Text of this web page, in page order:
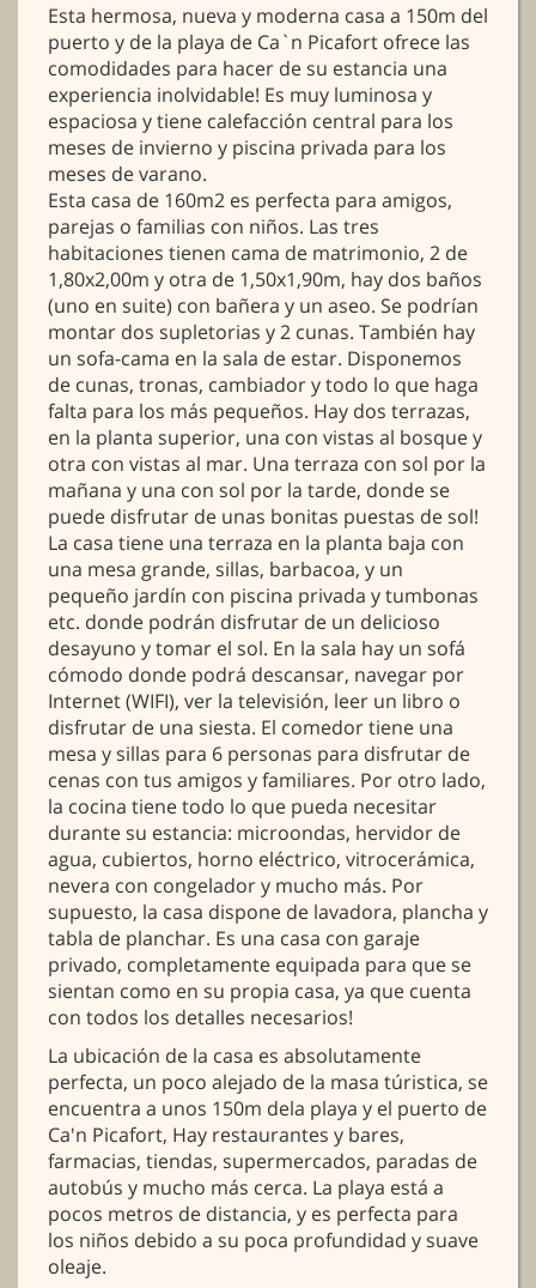
Esta hermosa, nueva y moderna casa a 150m del
puerto y de la playa de Ca`n Picafort ofrece las
comodidades para hacer de su estancia una
experiencia inolvidable! Es muy luminosa y
espaciosa y tiene calefacción central para los
meses de invierno y piscina privada para los
meses de varano.
Esta casa de 160m2 es perfecta para amigos,
parejas o familias con niños. Las tres
habitaciones tienen cama de matrimonio, 2 de
1,80x2,00m y otra de 1,50x1,90m, hay dos baños
(uno en suite) con bañera y un aseo. Se podrían
montar dos supletorias y 2 cunas. También hay
un sofa-cama en la sala de estar. Disponemos
de cunas, tronas, cambiador y todo lo que haga
falta para los más pequeños. Hay dos terrazas,
en la planta superior, una con vistas al bosque y
otra con vistas al mar. Una terraza con sol por la
mañana y una con sol por la tarde, donde se
puede disfrutar de unas bonitas puestas de sol!
La casa tiene una terraza en la planta baja con
una mesa grande, sillas, barbacoa, y un
pequeño jardín con piscina privada y tumbonas
etc. donde podrán disfrutar de un delicioso
desayuno y tomar el sol. En la sala hay un sofá
cómodo donde podrá descansar, navegar por
Internet (WIFI), ver la televisión, leer un libro o
disfrutar de una siesta. El comedor tiene una
mesa y sillas para 6 personas para disfrutar de
cenas con tus amigos y familiares. Por otro lado,
la cocina tiene todo lo que pueda necesitar
durante su estancia: microondas, hervidor de
agua, cubiertos, horno eléctrico, vitrocerámica,
nevera con congelador y mucho más. Por
supuesto, la casa dispone de lavadora, plancha y
tabla de planchar. Es una casa con garaje
privado, completamente equipada para que se
sientan como en su propia casa, ya que cuenta
con todos los detalles necesarios!
La ubicación de la casa es absolutamente
perfecta, un poco alejado de la masa túristica, se
encuentra a unos 150m dela playa y el puerto de
Ca'n Picafort, Hay restaurantes y bares,
farmacias, tiendas, supermercados, paradas de
autobús y mucho más cerca. La playa está a
pocos metros de distancia, y es perfecta para
los niños debido a su poca profundidad y suave
oleaje.